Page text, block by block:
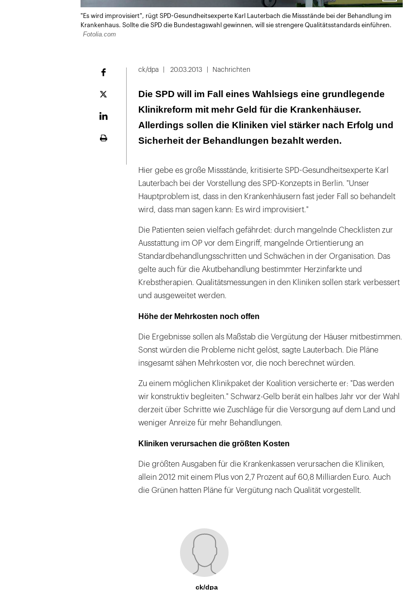
Lightbox
öffnen
"Es wird improvisiert", rügt SPD-Gesundheitsexperte Karl Lauterbach die Missstände bei der Behandlung im
Krankenhaus. Sollte die SPD die Bundestagswahl gewinnen, will sie strengere Qualitätsstandards einführen.
Fotolia.com
Plattform
ck/dpa 20.03.2013 Nachrichten
Die SPD will im Fall eines Wahlsiegs eine grundlegende
Klinikreform mit mehr Geld für die Krankenhäuser.
Allerdings sollen die Kliniken viel stärker nach Erfolg und
Sicherheit der Behandlungen bezahlt werden.
Hier gebe es große Missstände, kritisierte SPD-Gesundheitsexperte Karl
Lauterbach bei der Vorstellung des SPD-Konzepts in Berlin. "Unser
Hauptproblem ist, dass in den Krankenhäusern fast jeder Fall so behandelt
wird, dass man sagen kann: Es wird improvisiert."
Die Patienten seien vielfach gefährdet: durch mangelnde Checklisten zur
Ausstattung im OP vor dem Eingriff, mangelnde Ortientierung an
Standardbehandlungsschritten und Schwächen in der Organisation. Das
gelte auch für die Akutbehandlung bestimmter Herzinfarkte und
Krebstherapien. Qualitätsmessungen in den Kliniken sollen stark verbessert
und ausgeweitet werden.
Höhe der Mehrkosten noch offen
Die Ergebnisse sollen als Maßstab die Vergütung der Häuser mitbestimmen.
Sonst würden die Probleme nicht gelöst, sagte Lauterbach. Die Pläne
insgesamt sähen Mehrkosten vor, die noch berechnet würden.
Zu einem möglichen Klinikpaket der Koalition versicherte er: "Das werden
wir konstruktiv begleiten." Schwarz-Gelb berät ein halbes Jahr vor der Wahl
derzeit über Schritte wie Zuschläge für die Versorgung auf dem Land und
weniger Anreize für mehr Behandlungen.
Kliniken verursachen die größten Kosten
Die größten Ausgaben für die Krankenkassen verursachen die Kliniken,
allein 2012 mit einem Plus von 2,7 Prozent auf 60,8 Milliarden Euro. Auch
die Grünen hatten Pläne für Vergütung nach Qualität vorgestellt.
ck/dpa